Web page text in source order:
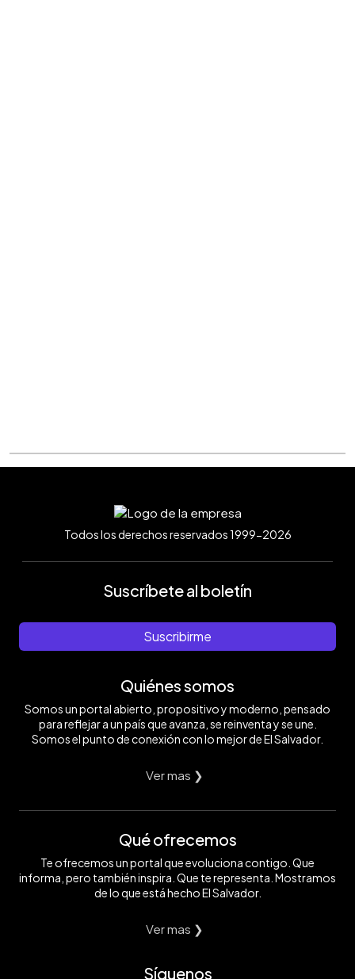
Todos los derechos reservados 1999-2026
Suscríbete al boletín
Suscribirme
Quiénes somos
Somos un portal abierto, propositivo y moderno, pensado
para reflejar a un país que avanza, se reinventa y se une.
Somos el punto de conexión con lo mejor de El Salvador.
Ver mas ❯
Qué ofrecemos
Te ofrecemos un portal que evoluciona contigo. Que
informa, pero también inspira. Que te representa. Mostramos
de lo que está hecho El Salvador.
Ver mas ❯
Síguenos